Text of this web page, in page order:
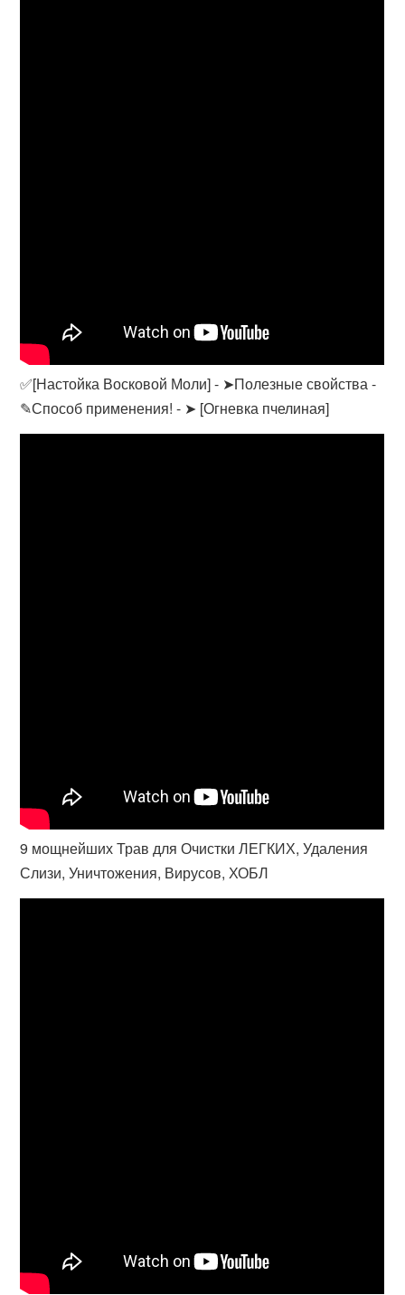
✅[Настойка Восковой Моли] - ➤Полезные свойства -
✎Способ применения! - ➤ [Огневка пчелиная]
9 мощнейших Трав для Очистки ЛЕГКИХ, Удаления
Слизи, Уничтожения, Вирусов, ХОБЛ